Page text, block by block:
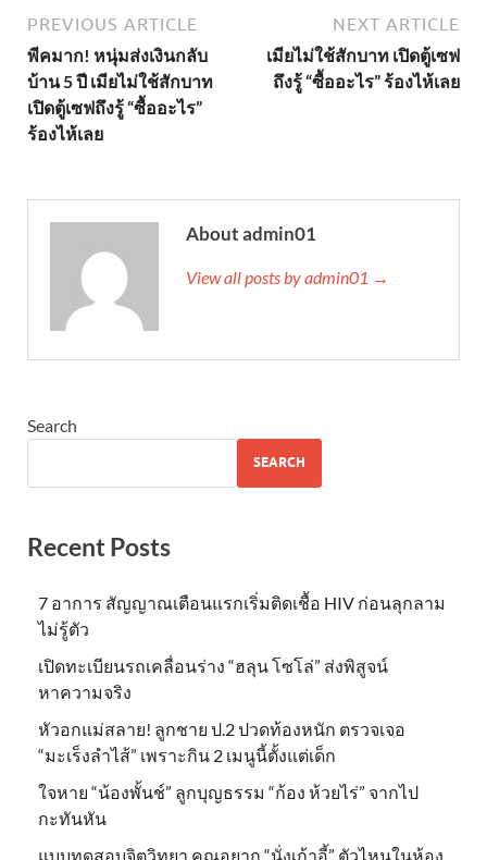
PREVIOUS ARTICLE
พีคมาก! หนุ่มส่งเงินกลับ
บ้าน 5 ปี เมียไม่ใช้สักบาท
เปิดตู้เซฟถึงรู้ “ซื้ออะไร”
ร้องไห้เลย
NEXT ARTICLE
เมียไม่ใช้สักบาท เปิดตู้เซฟ
ถึงรู้ “ซื้ออะไร” ร้องไห้เลย
About admin01
View all posts by admin01 →
Search
SEARCH
Recent Posts
7 อาการ สัญญาณเตือนแรกเริ่มติดเชื้อ HIV ก่อนลุกลาม
ไม่รู้ตัว
เปิดทะเบียนรถเคลื่อนร่าง “ฮลุน โซโล่” ส่งพิสูจน์
หาความจริง
หัวอกแม่สลาย! ลูกชาย ป.2 ปวดท้องหนัก ตรวจเจอ
“มะเร็งลำไส้” เพราะกิน 2 เมนูนี้ตั้งแต่เด็ก
ใจหาย “น้องพั้นช์” ลูกบุญธรรม “ก้อง ห้วยไร่” จากไป
กะทันหัน
แบบทดสอบจิตวิทยา คุณอยาก “นั่งเก้าอี้” ตัวไหนในห้อง